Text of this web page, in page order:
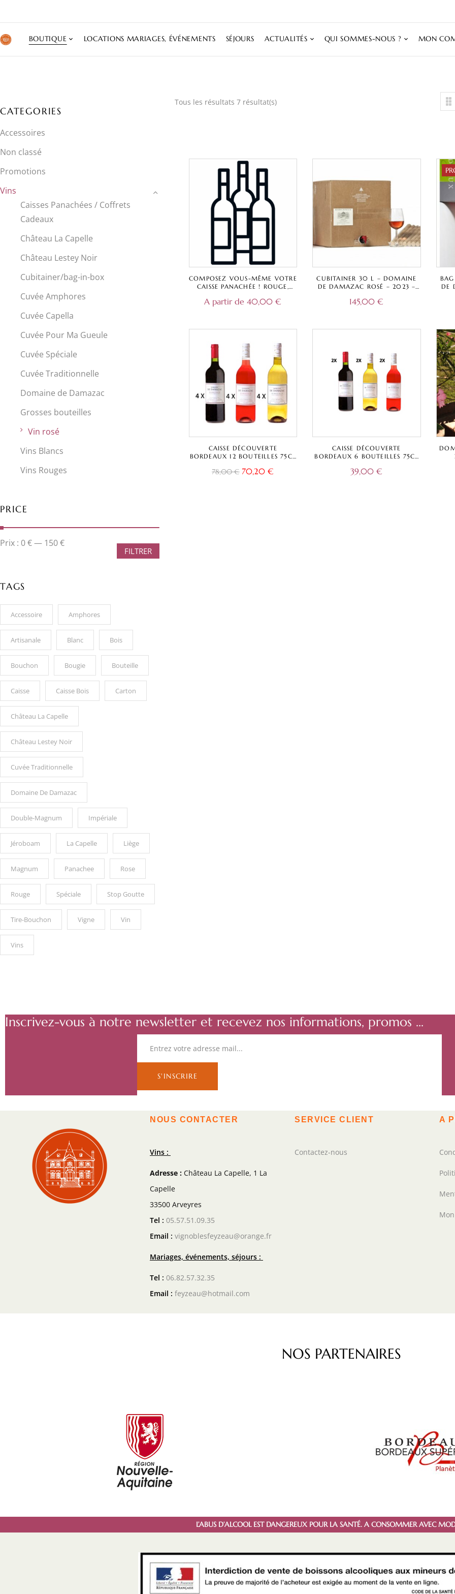
BOUTIQUE LOCATIONS MARIAGES, ÉVÉNEMENTS SÉJOURS ACTUALITÉS QUI SOMMES-NOUS ? MON
CATEGORIES
Accessoires
Non classé
Promotions
Vins
Caisses Panachées / Coffrets
Cadeaux
Château La Capelle
Château Lestey Noir
Cubitainer/bag-in-box
Cuvée Amphores
Cuvée Capella
Cuvée Pour Ma Gueule
Cuvée Spéciale
Cuvée Traditionnelle
Domaine de Damazac
Grosses bouteilles
Vin rosé
Vins Blancs
Vins Rouges
PRICE
FILTRER
Prix : 0 €— 150 €
TAGS
Accessoire Amphores
Artisanale Blanc Bois
Bouchon Bougie Bouteille
Caisse Caisse Bois Carton
Château La Capelle
Château Lestey Noir
Cuvée Traditionnelle
Domaine De Damazac
Double-Magnum Impériale
Jéroboam La Capelle Liège
Magnum Panachee Rose
Rouge Spéciale Stop Goutte
Tire-Bouchon Vigne Vin
Vins
Tous les résultats 7 résultat(s)
COMPOSEZ VOUS-MÊME VOTRE
CAISSE PANACHÉE ! ROUGE,
CAPELLE, DOMAINE DE
A partir de 40,00€
CUBITAINER 30 L – DOMAINE
DE DAMAZAC ROSÉ – 2023 –
BORDEAUX A.O.C.
145,00€
DE
CAISSE DÉCOUVERTE
BORDEAUX 12 BOUTEILLES 75CL
ROUGE – ROSÉ – BORDEAUX
78,00€ 70,20€
CAISSE DÉCOUVERTE
BORDEAUX 6 BOUTEILLES 75CL
ROUGE – BLANC – ROSÉ –
39,00€
Inscrivez-vous à notre newsletter et recevez nos informations, promos ...
NOUS CONTACTER
Vins :
Adresse : Château La Capelle, 1 La
Capelle
33500 Arveyres
Tel : 05.57.51.09.35
Email : vignoblesfeyzeau@orange.fr
Mariages, événements, séjours :
Tel : 06.82.57.32.35
Email : feyzeau@hotmail.com
SERVICE CLIENT
Contactez-nous
A
NOS PARTENAIRES
L’ABUS D’ALCOOL EST DANGEREUX POUR LA SANTÉ. A CONSOMMER AVEC